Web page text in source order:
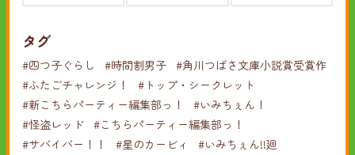
タグ
#四つ子ぐらし #時間割男子 #角川つばさ文庫小説賞受賞作
#ふたごチャレンジ！
#トップ・シークレット
#新こちらパーティー編集部っ！
#いみちぇん！
#怪盗レッド #こちらパーティー編集部っ！
#サバイバー！！
#星のカービィ
#いみちぇん!!廻